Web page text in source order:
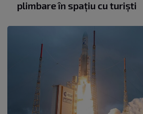
plimbare în spațiu cu turiști